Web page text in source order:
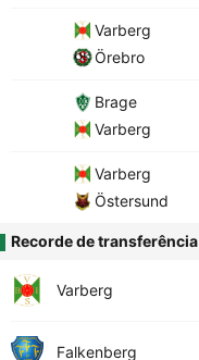
Varberg
Örebro
Brage
Varberg
Varberg
Östersund
Recorde de transferência
Varberg
Falkenberg